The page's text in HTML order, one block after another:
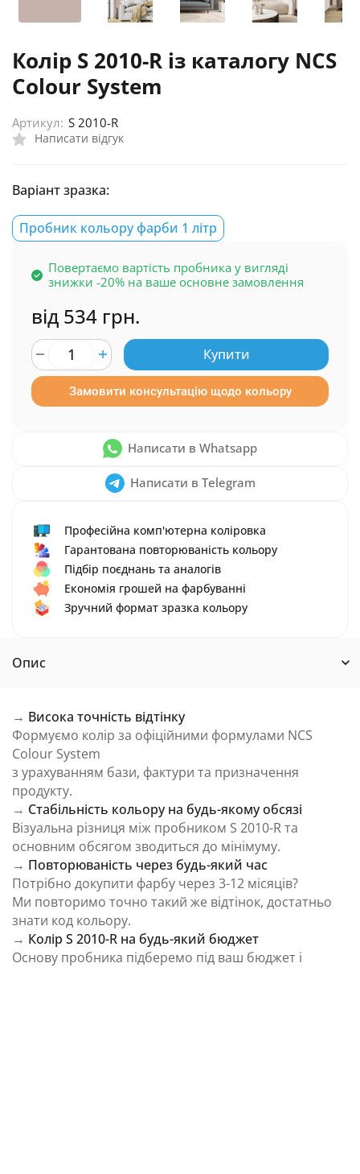
Колір S 2010-R із каталогу NCS
Colour System
Написати відгук
Артикул: S 2010-R
Варіант зразка:
Пробник кольору фарби 1 літр
Повертаємо вартість пробника у вигляді
знижки -20% на ваше основне замовлення
від 534 грн.
Купити
Замовити консультацію щодо кольору
Написати в Whatsapp
Написати в Telegram
Професійна комп'ютерна коліровка
Гарантована повторюваність кольору
Підбір поєднань та аналогів
Економія грошей на фарбуванні
Зручний формат зразка кольору
Опис
→ Висока точність відтінку
Формуємо колір за офіційними формулами NCS
Colour System
з урахуванням бази, фактури та призначення
продукту.
→ Стабільність кольору на будь-якому обсязі
Візуальна різниця між пробником S 2010-R та
основним обсягом зводиться до мінімуму.
→ Повторюваність через будь-який час
Потрібно докупити фарбу через 3-12 місяців?
Ми повторимо точно такий же відтінок, достатньо
знати код кольору.
→ Колір S 2010-R на будь-який бюджет
Основу пробника підберемо під ваш бюджет і